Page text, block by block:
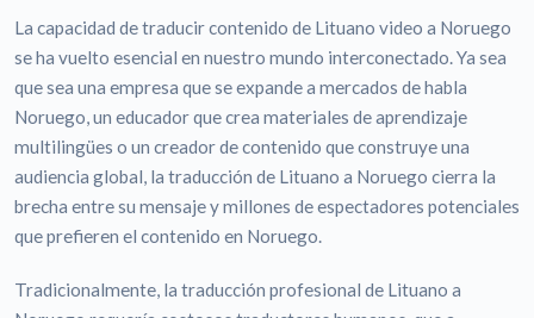
La capacidad de traducir contenido de Lituano video a Noruego
se ha vuelto esencial en nuestro mundo interconectado. Ya sea
que sea una empresa que se expande a mercados de habla
Noruego, un educador que crea materiales de aprendizaje
multilingües o un creador de contenido que construye una
audiencia global, la traducción de Lituano a Noruego cierra la
brecha entre su mensaje y millones de espectadores potenciales
que prefieren el contenido en Noruego.
Tradicionalmente, la traducción profesional de Lituano a